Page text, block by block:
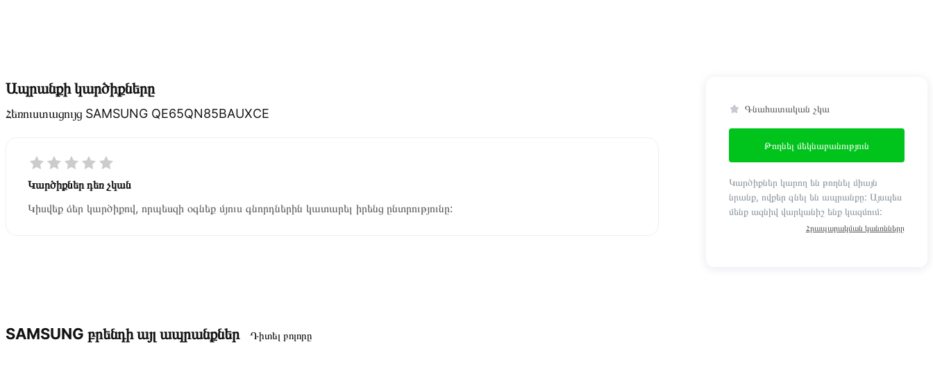
Ապրանքի կարծիքները
Հեռուստացույց SAMSUNG QE65QN85BAUXCE
Կարծիքներ դեռ չկան
Կիսվեք ձեր կարծիքով, որպեսզի օգնեք մյուս գնորդներին կատարել իրենց ընտրությունը:
Գնահատական չկա
Թողնել մեկնաբանություն
Կարծիքներ կարող են թողնել միայն
նրանք, ովքեր գնել են ապրանքը: Այսպես
մենք ազնիվ վարկանիշ ենք կազմում:
Հրապարակման կանոնները
SAMSUNG բրենդի այլ ապրանքներ Դիտել բոլորը